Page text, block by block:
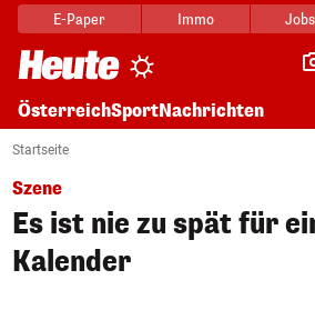
E-Paper Immo Jobs
ÖsterreichSportNachrichten
Startseite
Szene
Es ist nie zu spät für
Kalender